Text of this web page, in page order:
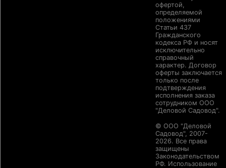
офертой,
определяемой
положениями
Статьи 437
Гражданского
кодекса РФ и носят
исключительно
справочный
характер. Договор
оферты заключается
только после
подтверждения
исполнения заказа
сотрудником ООО
"Деловой Садовод".
© ООО "Деловой
Садовод", 2007-
2026. Все права
защищены
Законодательством
РФ. Использование